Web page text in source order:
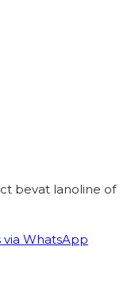
bevat lanoline of
via WhatsApp